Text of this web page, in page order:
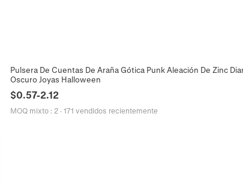
Pulsera De Cuentas De Araña Gótica Punk Aleación De Zinc
Oscuro Joyas Halloween
$0.57-2.12
MOQ mixto : 2 · 171 vendidos recientemente